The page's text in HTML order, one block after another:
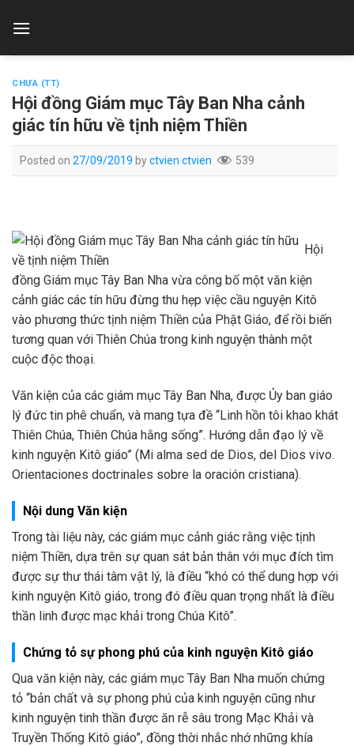
CHƯA (TT)
Hội đồng Giám mục Tây Ban Nha cảnh
giác tín hữu về tịnh niệm Thiền
Posted on 27/09/2019 byctvien ctvien 539
Hội
đồng Giám mục Tây Ban Nha vừa công bố một văn kiện
cảnh giác các tín hữu đừng thu hẹp việc cầu nguyện Kitô
vào phương thức tịnh niệm Thiền của Phật Giáo, để rồi biến
tương quan với Thiên Chúa trong kinh nguyện thành một
cuộc độc thoại.
Văn kiện của các giám mục Tây Ban Nha, được Ủy ban giáo
lý đức tin phê chuẩn, và mang tựa đề “Linh hồn tôi khao khát
Thiên Chúa, Thiên Chúa hằng sống”. Hướng dẫn đạo lý về
kinh nguyện Kitô giáo” (Mi alma sed de Dios, del Dios vivo.
Orientaciones doctrinales sobre la oración cristiana).
Nội dung Văn kiện
Trong tài liệu này, các giám mục cảnh giác rằng việc tịnh
niệm Thiền, dựa trên sự quan sát bản thân với mục đích tìm
được sự thư thái tâm vật lý, là điều “khó có thể dung hợp với
kinh nguyện Kitô giáo, trong đó điều quan trọng nhất là điều
thần linh được mạc khải trong Chúa Kitô”.
Chứng tỏ sự phong phú của kinh nguyện Kitô giáo
Qua văn kiện này, các giám mục Tây Ban Nha muốn chứng
tỏ “bản chất và sự phong phú của kinh nguyện cũng như
kinh nguyện tinh thần được ăn rễ sâu trong Mạc Khải và
Truyền Thống Kitô giáo”, đồng thời nhắc nhớ những khía